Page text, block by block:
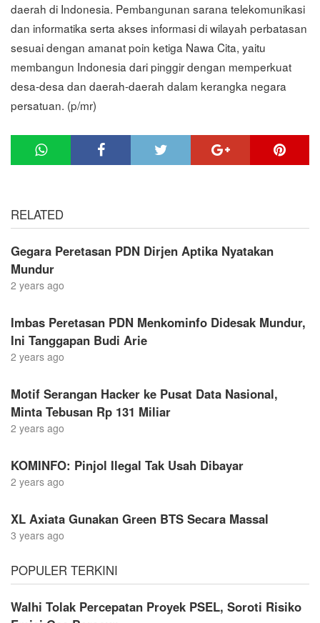
daerah di Indonesia. Pembangunan sarana telekomunikasi
dan informatika serta akses informasi di wilayah perbatasan
sesuai dengan amanat poin ketiga Nawa Cita, yaitu
membangun Indonesia dari pinggir dengan memperkuat
desa-desa dan daerah-daerah dalam kerangka negara
persatuan. (p/mr)
RELATED
Gegara Peretasan PDN Dirjen Aptika Nyatakan
Mundur
2 years ago
Imbas Peretasan PDN Menkominfo Didesak Mundur,
Ini Tanggapan Budi Arie
2 years ago
Motif Serangan Hacker ke Pusat Data Nasional,
Minta Tebusan Rp 131 Miliar
2 years ago
KOMINFO: Pinjol Ilegal Tak Usah Dibayar
2 years ago
XL Axiata Gunakan Green BTS Secara Massal
3 years ago
POPULER TERKINI
Walhi Tolak Percepatan Proyek PSEL, Soroti Risiko